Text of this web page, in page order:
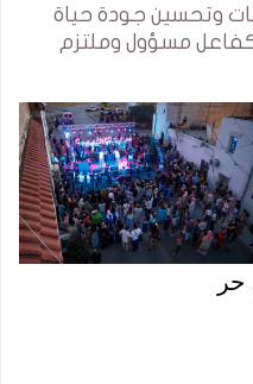
وتحسين جودة حياة
كفاعل مسؤول وملتزم
حر